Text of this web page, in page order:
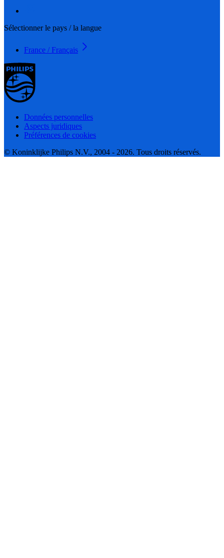
Sélectionner le pays / la langue
France / Français
Données personnelles
Aspects juridiques
Préférences de cookies
© Koninklijke Philips N.V., 2004 - 2026. Tous droits réservés.